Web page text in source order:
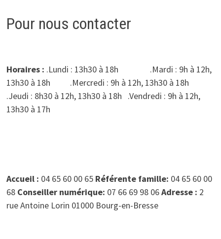
Pour nous contacter
Horaires : .Lundi : 13h30 à 18h .Mardi : 9h à 12h,
13h30 à 18h .Mercredi : 9h à 12h, 13h30 à 18h
.Jeudi : 8h30 à 12h, 13h30 à 18h .Vendredi : 9h à 12h,
13h30 à 17h
Accueil : 04 65 60 00 65 Référente famille: 04 65 60 00
68 Conseiller numérique: 07 66 69 98 06Adresse : 2
rue Antoine Lorin 01000 Bourg-en-Bresse